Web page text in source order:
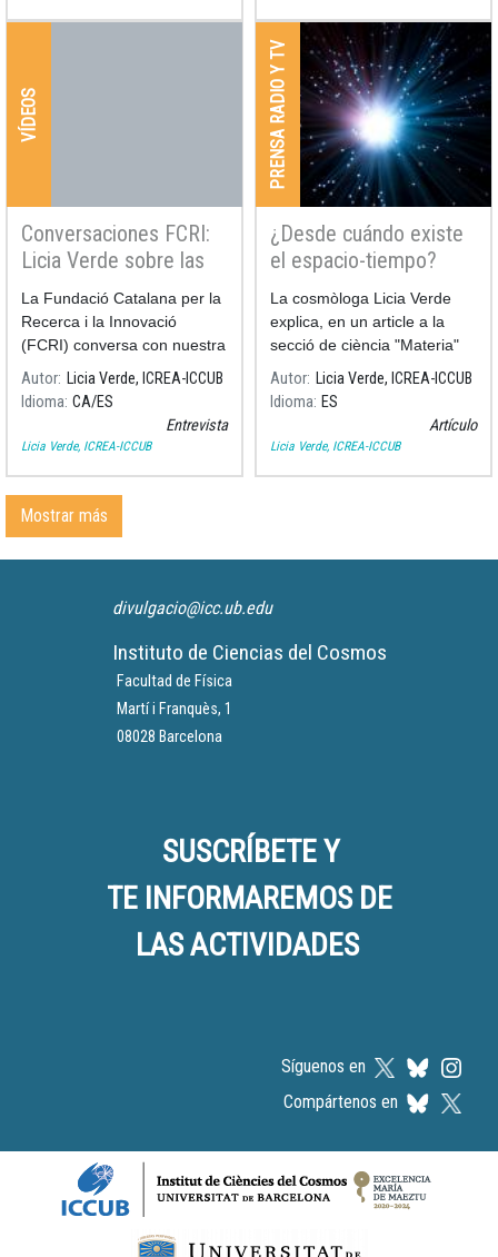
VÍDEOS
Conversaciones FCRI:
Licia Verde sobre las
ondas gravitacionales
La Fundació Catalana per la
Recerca i la Innovació
(FCRI) conversa con nuestra
cosmóloga Licia Verde
sobre la fuente de ondas
gravitacionales más potente
que se ha descubierto.
Autor Licia Verde, ICREA-ICCUB
Idioma CA ES
Entrevista
Licia Verde, ICREA-ICCUB
PRENSA RADIO Y TV
¿Desde cuándo existe
el espacio-tiempo?
La cosmòloga Licia Verde
explica, en un article a la
secció de ciència "Materia"
del diari El País, què és i des
de quan existeix l'espai-
Autor Licia Verde, ICREA-ICCUB
Idioma ES
Artículo
Licia Verde, ICREA-ICCUB
Mostrar más
divulgacio@icc.ub.edu
Instituto de Ciencias del Cosmos
Facultad de Física
Martí i Franquès, 1
08028 Barcelona
SUSCRÍBETE Y
TE INFORMAREMOS DE
LAS ACTIVIDADES
Síguenos en
Compártenos en
Logos footer